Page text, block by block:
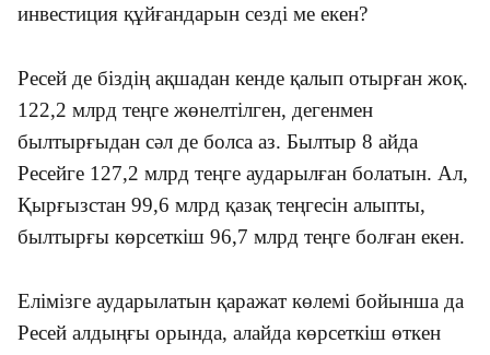
инвестиция құйғандарын сезді ме екен?
Ресей де біздің ақшадан кенде қалып отырған жоқ.
122,2 млрд теңге жөнелтілген, дегенмен
былтырғыдан сәл де болса аз. Былтыр 8 айда
Ресейге 127,2 млрд теңге аударылған болатын. Ал,
Қырғызстан 99,6 млрд қазақ теңгесін алыпты,
былтырғы көрсеткіш 96,7 млрд теңге болған екен.
Елімізге аударылатын қаражат көлемі бойынша да
Ресей алдыңғы орында, алайда көрсеткіш өткен